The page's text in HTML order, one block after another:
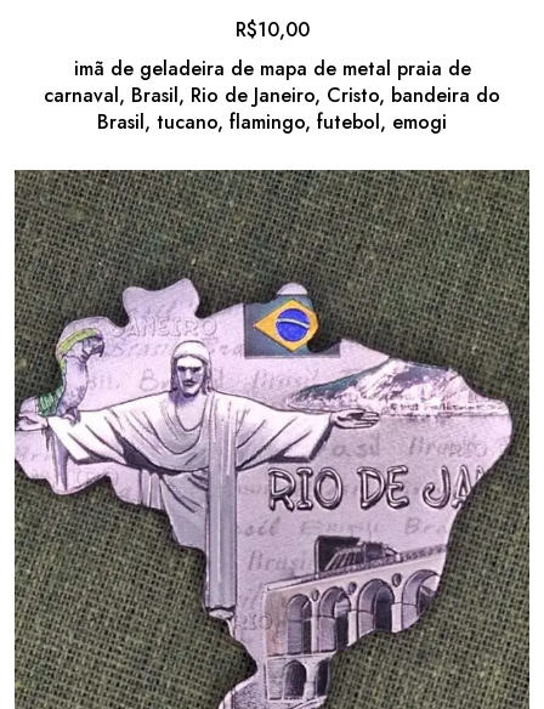
imã de geladeira de mapa de metal praia de
carnaval, Brasil, Rio de Janeiro, Cristo, bandeira do
Brasil, tucano, flamingo, futebol, emogi
R$10,00